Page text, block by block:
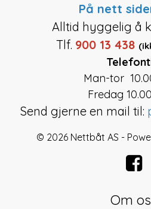
På nett
Alltid hyggelig å
Tlf. 900 13 438
Man-tor
Fredag
Send gjerne en mail til:
© 2026 Nettbåt AS -
Om